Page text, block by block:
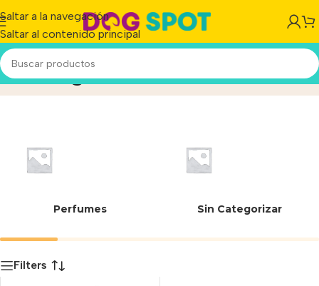
Saltar a la navegación
Saltar al contenido principal
10800 gInicio/Producto
Perfumes Sin Categorizar
Filters